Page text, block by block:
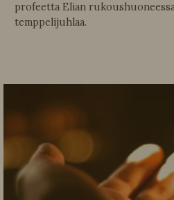
profeetta Elian
temppelijuhlaa.